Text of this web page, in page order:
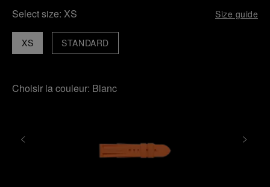
Select size: XS Size guide
XS STANDARD
Choisir la couleur: Blanc